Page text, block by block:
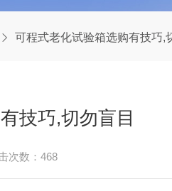
可程式老化试验箱选购有技巧,
技巧,切勿盲目
次数：468